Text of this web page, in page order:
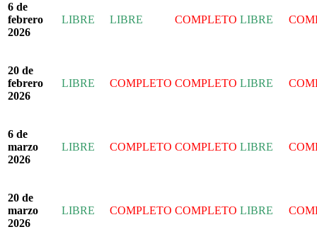
6 de
febrero
2026
LIBRE LIBRE COMPLETO LIBRE
20 de
febrero
2026
LIBRE COMPLETO COMPLETO LIBRE
6 de
marzo
2026
LIBRE COMPLETO COMPLETO LIBRE
20 de
marzo
2026
LIBRE COMPLETO COMPLETO LIBRE